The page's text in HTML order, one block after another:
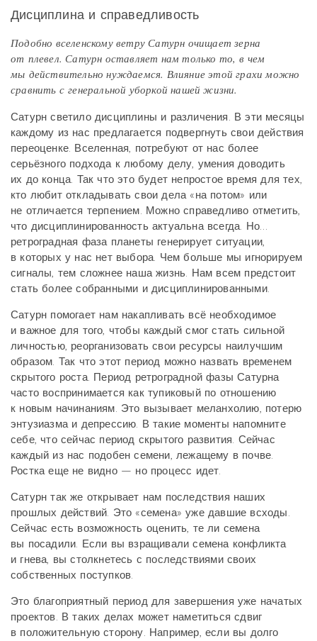
Дисциплина и справедливость
Подобно вселенскому ветру Сатурн очищает зерна
от плевел. Сатурн оставляет нам только то, в чем
мы действительно нуждаемся. Влияние этой грахи можно
сравнить с генеральной уборкой нашей жизни.
Сатурн светило дисциплины и различения. В эти месяцы
каждому из нас предлагается подвергнуть свои действия
переоценке. Вселенная, потребуют от нас более
серьёзного подхода к любому делу, умения доводить
их до конца. Так что это будет непростое время для тех,
кто любит откладывать свои дела «на потом» или
не отличается терпением. Можно справедливо отметить,
что дисциплинированность актуальна всегда. Но…
ретроградная фаза планеты генерирует ситуации,
в которых у нас нет выбора. Чем больше мы игнорируем
сигналы, тем сложнее наша жизнь. Нам всем предстоит
стать более собранными и дисциплинированными.
Сатурн помогает нам накапливать всё необходимое
и важное для того, чтобы каждый смог стать сильной
личностью, реорганизовать свои ресурсы наилучшим
образом. Так что этот период можно назвать временем
скрытого роста. Период ретроградной фазы Сатурна
часто воспринимается как тупиковый по отношению
к новым начинаниям. Это вызывает меланхолию, потерю
энтузиазма и депрессию. В такие моменты напомните
себе, что сейчас период скрытого развития. Сейчас
каждый из нас подобен семени, лежащему в почве.
Ростка еще не видно — но процесс идет.
Сатурн так же открывает нам последствия наших
прошлых действий. Это «семена» уже давшие всходы.
Сейчас есть возможность оценить, те ли семена
вы посадили. Если вы взращивали семена конфликта
и гнева, вы столкнетесь с последствиями своих
собственных поступков.
Это благоприятный период для завершения уже начатых
проектов. В таких делах может наметиться сдвиг
в положительную сторону. Например, если вы долго